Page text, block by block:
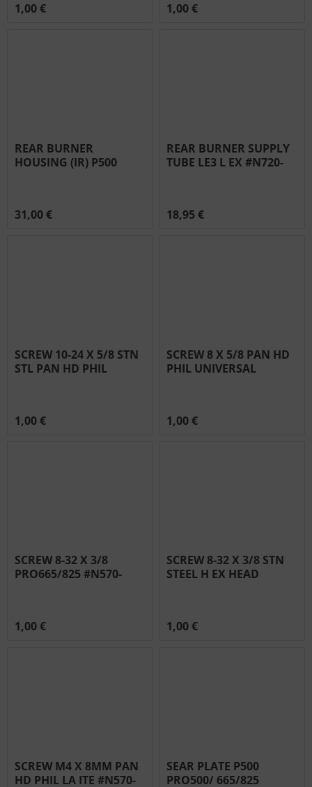
1,00 € 1,00 €
REAR BURNER
HOUSING (IR) P500
31,00 €
REAR BURNER SUPPLY
TUBE LE3 L EX #N720-
18,95 €
SCREW 10-24 X 5/8 STN
STL PAN HD PHIL
1,00 €
SCREW 8 X 5/8 PAN HD
PHIL UNIVERSAL
1,00 €
SCREW 8-32 X 3/8
PRO665/825 #N570-
1,00 €
SCREW 8-32 X 3/8 STN
STEEL H EX HEAD
1,00 €
SCREW M4 X 8MM PAN
HD PHIL LA ITE #N570-
SEAR PLATE P500
PRO500/ 665/825